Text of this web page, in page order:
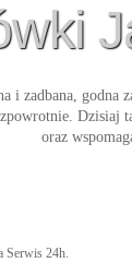
i zadbana,
oraz
Serwis 24h.